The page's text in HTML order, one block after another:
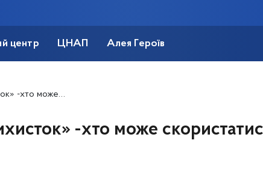
центр ЦНАП Алея Героїв
скористатися?
-хто може